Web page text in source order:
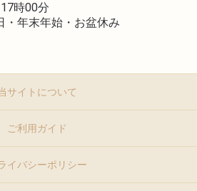
時00分
・年末年始・お盆休み
サイトについて
ご利用ガイド
イバシーポリシー